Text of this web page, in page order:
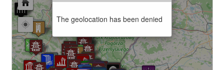
The geolocation has been denied